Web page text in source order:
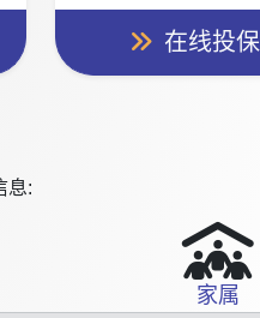
在线投保
息:
家属